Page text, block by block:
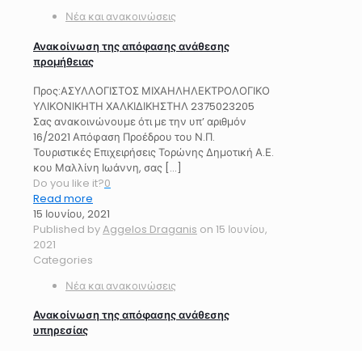
Νέα και ανακοινώσεις
Ανακοίνωση της απόφασης ανάθεσης
προμήθειας
Προς:ΑΣΥΛΛΟΓΙΣΤΟΣ ΜΙΧΑΗΛΗΛΕΚΤΡΟΛΟΓΙΚΟ
ΥΛΙΚΟΝΙΚΗΤΗ ΧΑΛΚΙΔΙΚΗΣΤΗΛ 2375023205
Σας ανακοινώνουμε ότι με την υπ’ αριθμόν
16/2021 Απόφαση Προέδρου του Ν.Π.
Τουριστικές Επιχειρήσεις Τορώνης Δημοτική Α.Ε.
κου Μαλλίνη Ιωάννη, σας […]
Do you like it?0
Read more
15 Ιουνίου, 2021
Published byAggelos Draganis on 15 Ιουνίου,
2021
Categories
Νέα και ανακοινώσεις
Ανακοίνωση της απόφασης ανάθεσης
υπηρεσίας